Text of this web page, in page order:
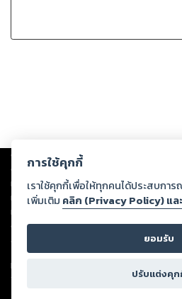
ปรากฏในช่วงท้ายของเรื่อง ดังนั้นใค
ก่อนจะไม่เข้าใจ ไรต์ได้เท้าความมาใ
Copyright © 2026
ต่อผลงานหรือเนื้อหาใดที่อัปโหลดผ่านเว็บไซต์
ทรัพย์สินทางปัญญาของบุคคลอื่นหรือขัดต่อก
ทุกท่านโปรดใช้วิจารณญาณในการกลั่นกรองด้
หนึ่งส่วนใดขัดต่อกฎหมายและศีลธรรม กรุณาแ
ดำเนินการในทันที ทั้งนี้ ทางสตอรี่ล็อกขอส
ลิขสิทธิ์ พ.ศ. 2537 (ฉบับล่าสุด)
For support: member@ookbee.com
Version
การใช้คุกกี้
เราใช้คุกกี้เพื่อให้ทุกคนได้ประสบกา
เพิ่มเติม คลิก (Privacy Policy) แ
ยอมรับ
ปรับแต่งคุ